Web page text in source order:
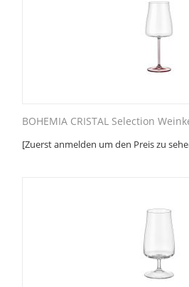
BOHEMIA CRISTAL Selection
[Zuerst anmelden um den Preis zu